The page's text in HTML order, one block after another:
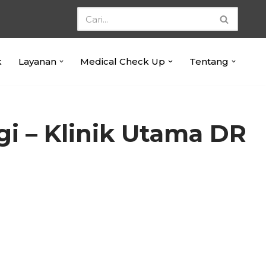
Layanan Medical Check Up Tentang
– Klinik Utama DR